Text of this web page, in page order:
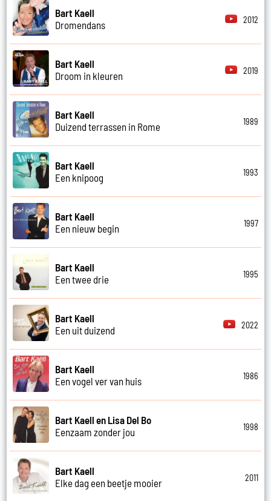
Bart Kaell
Dromendans
2012
Bart Kaell
Droom in kleuren
2019
Bart Kaell
Duizend terrassen in Rome
1989
Bart Kaell
Een knipoog
1993
Bart Kaell
Een nieuw begin
1997
Bart Kaell
Een twee drie
1995
Bart Kaell
Een uit duizend
2022
Bart Kaell
Een vogel ver van huis
1986
Bart Kaell en Lisa Del Bo
Eenzaam zonder jou
1998
Bart Kaell
Elke dag een beetje mooier
2011